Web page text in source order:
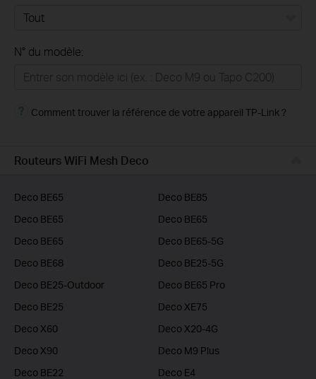
Solutions Pro
N° du modèle:
Comment trouver la référence de votre appareil TP-Link ?
Routeurs WiFi Mesh Deco
Deco BE65
Deco BE85
Deco BE65
Deco BE65
Deco BE65
Deco BE65-5G
Deco BE68
Deco BE25-5G
Deco BE25-Outdoor
Deco BE65 Pro
Deco BE25
Deco XE75
Deco X60
Deco X20-4G
Deco X90
Deco M9 Plus
Deco BE22
Deco E4